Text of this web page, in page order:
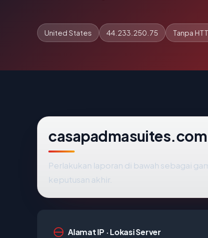
United States 44.233.250.75 Tanpa
Perlakukan laporan di bawah sebagai
keputusan akhir.
Alamat IP · Lokasi Server